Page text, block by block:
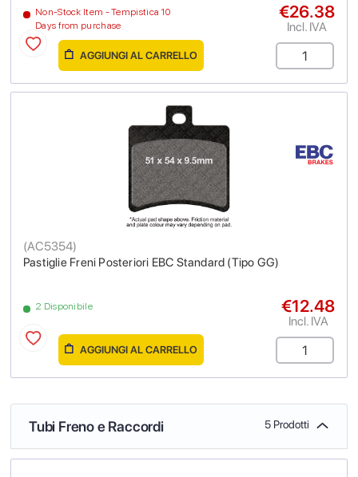
Non-Stock Item - Tempistica 10
Days from purchase
€26.38
Incl. IVA
AGGIUNGI AL CARRELLO
Pastiglie Freni Posteriori EBC Standard (Tipo GG)
(AC5354)
2 Disponibile €12.48
Incl. IVA
AGGIUNGI AL CARRELLO
Tubi Freno e Raccordi 5 Prodotti